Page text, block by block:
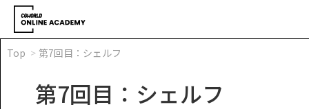
Top 第7回目：シェルフ
第7回目：シェルフ